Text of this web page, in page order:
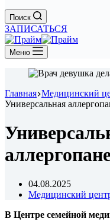
Поиск
ЗАПИСАТЬСЯ
Меню
Главная Медицинский
Универсальная
04.08.2025
Медицинский
В Центре семейной